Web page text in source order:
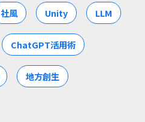
社風 Unity LLM
ChatGPT活用術
地方創生